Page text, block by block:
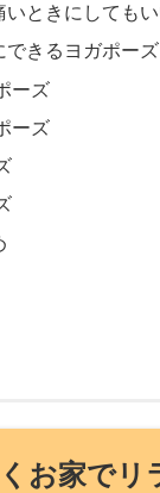
いときにしてもい
できるヨガポーズ
ーズ
ーズ
お家で